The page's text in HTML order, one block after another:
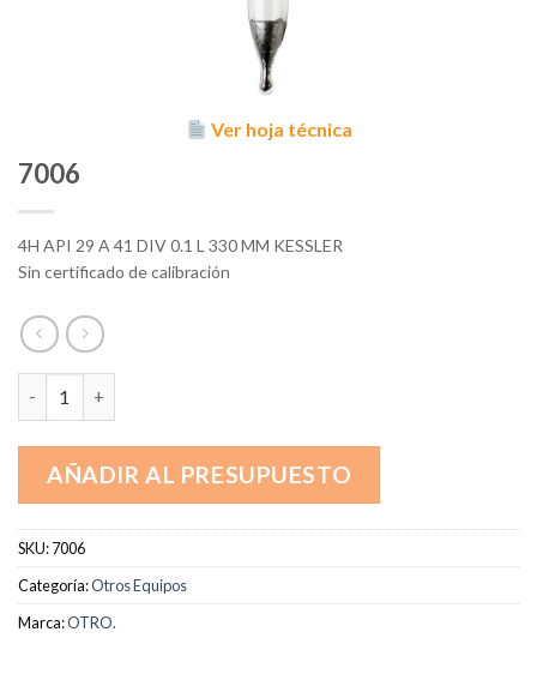
Ver hoja técnica
7006
4H API 29 A 41 DIV 0.1 L 330 MM KESSLER
Sin certificado de calibración
AÑADIR AL PRESUPUESTO
SKU:7006
Categoría:Otros Equipos
Marca:OTRO.